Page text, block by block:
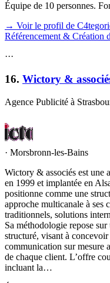
Équipe de 10 personnes.
→ Voir le profil de
Référencement & Création
···
16. Wictory &
Agence Publicité à
· Morsbronn-les-Bains
Wictory & associés est une
en 1999 et implantée en
positionne comme une
approche multicanale à ses
traditionnels, solutions
Sa méthodologie repose
structuré, visant à
communication sur mesure
de chaque client. L’offre
incluant la…